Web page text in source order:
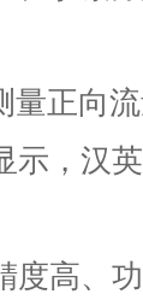
正向流
，汉英
高、功